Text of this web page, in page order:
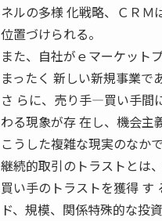
ネルの多様 化戦略、ＣＲＭ
位置づけられる。
また、自社がｅマーケット
まったく 新しい新規事業で
さ らに、売り手―買い手間
わる現象が存 在し、機会主
こうした複雑な現実のなか
継続的取引のトラストとは
買い手のトラストを獲得 す
ド、規模、関係特殊的な投